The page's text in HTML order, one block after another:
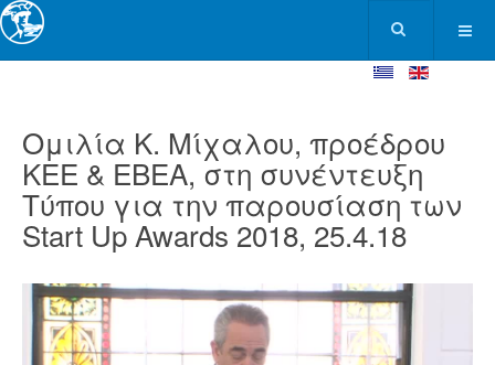
Ομιλία Κ. Μίχαλου, προέδρου
ΚΕΕ & ΕΒΕΑ, στη συνέντευξη
Τύπου για την παρουσίαση των
Start Up Awards 2018, 25.4.18